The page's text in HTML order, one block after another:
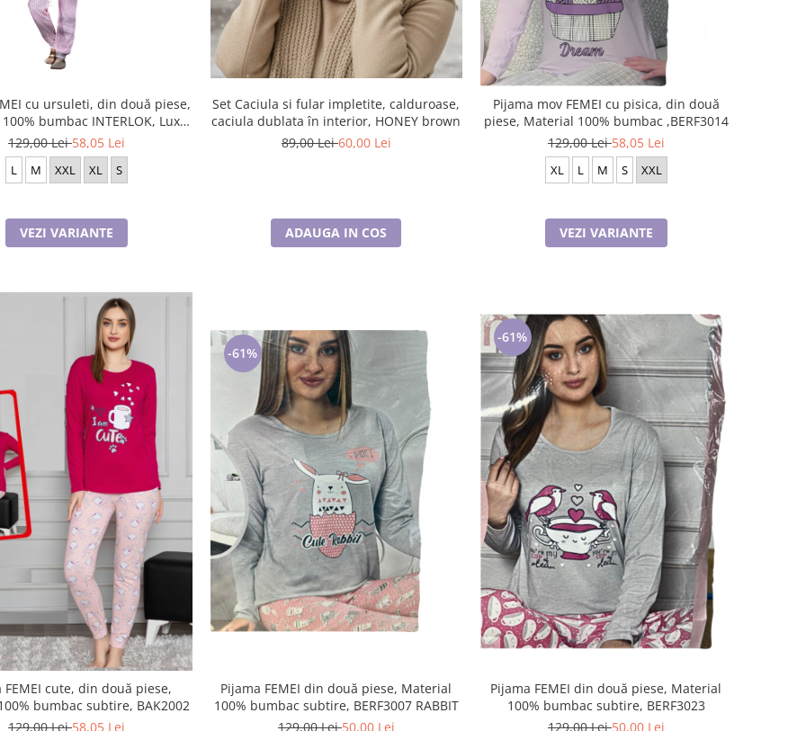
cu ursuleti, din două piese,
bumbac INTERLOK, Lux,
Baray
129,00 Lei58,05 Lei
L M XXL XL S
VEZI VARIANTE
Set Caciula si fular impletite, calduroase,
caciula dublata în interior, HONEY brown
89,00 Lei60,00 Lei
ADAUGA IN COS
Pijama mov FEMEI cu pisica, din două
piese, Material 100% bumbac ,BERF3014
129,00 Lei58,05 Lei
XL L M S XXL
VEZI VARIANTE
FEMEI cute, din două piese,
bumbac subtire, BAK2002
129,00 Lei58,05 Lei
-61%
Pijama FEMEI din două piese, Material
100% bumbac subtire, BERF3007 RABBIT
129,00 Lei50,00 Lei
-61%
Pijama FEMEI din două piese, Material
100% bumbac subtire, BERF3023
129,00 Lei50,00 Lei